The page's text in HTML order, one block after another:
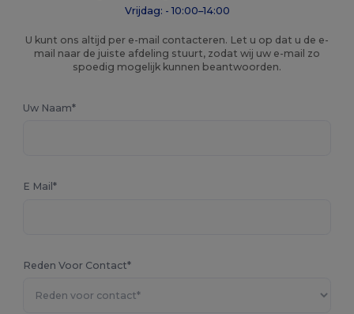
Vrijdag: - 10:00–14:00
U kunt ons altijd per e-mail contacteren. Let u op dat u de e-
mail naar de juiste afdeling stuurt, zodat wij uw e-mail zo
spoedig mogelijk kunnen beantwoorden.
Uw Naam*
E Mail*
Reden Voor Contact*